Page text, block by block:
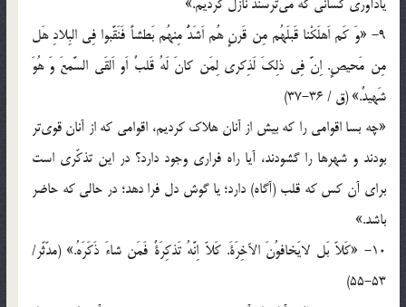
9- «وَ كَم اَهلَكْنا قَبلَهُم مِن قَرنٍ هُم اَشَدُّ مِنهُم بَطشاً فَنَقَّبوا فِى البِلادِ هَل
مِن مَحيصٍ. اِنَّ فِى ذلِكَ لَذِكرى لِمَن كانَ لَهُ قَلبٌ اَو اَلقَى السَّمعَ وَ هُوَ
شَهيدٌ.» (ق / 36-37)
«چه بسا اقوامى را كه بيش از آنان هلاك كرديم، اقوامى كه از آنان قوى‌تر
بودند و شهرها را گشودند، آيا راه فرارى وجود دارد؟ در اين تذكّرى است
براى آن كس كه قلب (آگاه) دارد؛ يا گوش دل فرا دهد؛ در حالى كه حاضر
باشد.»
10- «كَلاّ بَل لايَخافوُنَ الآخِرَةَ. كَلاّ اِنَّهُ تَذكِرَةٌ فَمَن شاءَ ذَكَرَهُ.» (مدّثّر/
53-55)